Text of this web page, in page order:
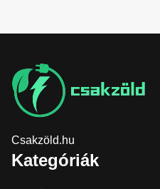
Csakzöld.hu
Kategóriák